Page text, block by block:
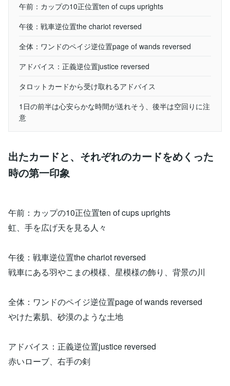
午前：カップの10正位置ten of cups uprights
午後：戦車逆位置the chariot reversed
全体：ワンドのペイジ逆位置page of wands reversed
アドバイス：正義逆位置justice reversed
タロットカードから受け取れるアドバイス
1日の前半は心安らかな時間が送れそう、後半は空回りに注
意
出たカードと、それぞれのカードをめくった
時の第一印象
午前：カップの10正位置ten of cups uprights
虹、手を広げ天を見る人々
午後：戦車逆位置the chariot reversed
戦車にある羽やこまの模様、星模様の飾り、背景の川
全体：ワンドのペイジ逆位置page of wands reversed
やけた素肌、砂漠のような土地
アドバイス：正義逆位置justice reversed
赤いローブ、右手の剣